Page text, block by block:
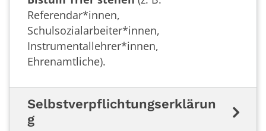
Referendar*innen,
Schulsozialarbeiter*innen,
Instrumentallehrer*innen,
Ehrenamtliche).
Selbstverpflichtungserklärun
g